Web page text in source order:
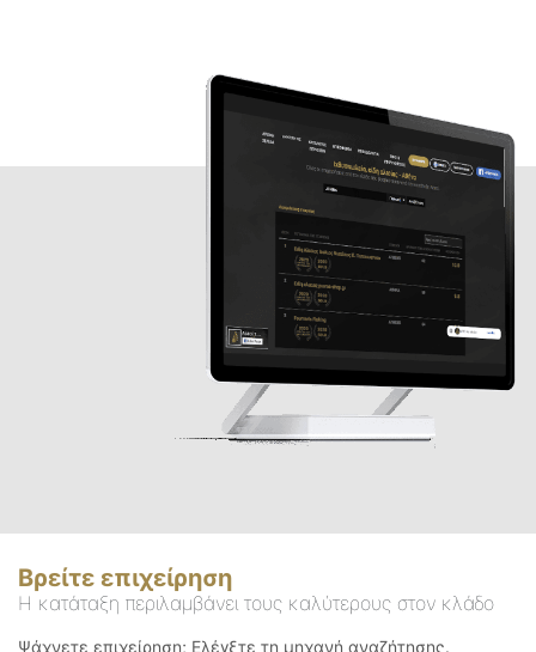
Βρείτε επιχείρηση
Η κατάταξη περιλαμβάνει τους καλύτερους στον κλάδο
Ψάχνετε επιχείρηση; Ελέγξτε τη μηχανή αναζήτησης.